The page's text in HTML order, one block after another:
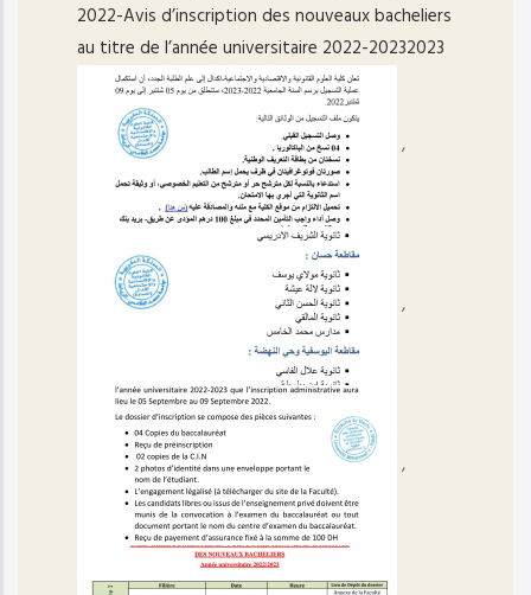
2022-Avis d’inscription des nouveaux bacheliers
au titre de l’année universitaire 2022-20232023
,
,
,